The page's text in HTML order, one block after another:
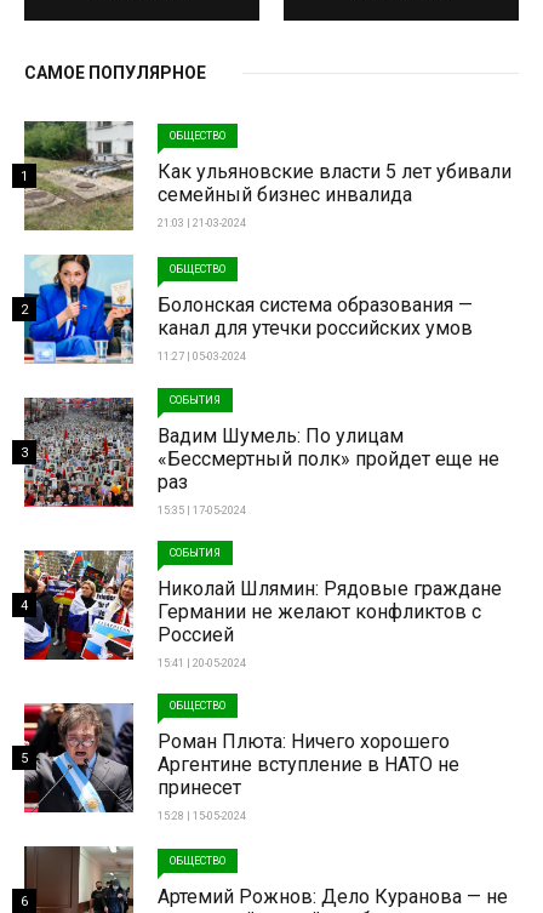
САМОЕ ПОПУЛЯРНОЕ
ОБЩЕСТВО
Как ульяновские власти 5 лет убивали
семейный бизнес инвалида
21:03 | 21-03-2024
1
ОБЩЕСТВО
Болонская система образования —
канал для утечки российских умов
11:27 | 05-03-2024
2
СОБЫТИЯ
Вадим Шумель: По улицам
«Бессмертный полк» пройдет еще не
раз
15:35 | 17-05-2024
3
СОБЫТИЯ
Николай Шлямин: Рядовые граждане
Германии не желают конфликтов с
Россией
15:41 | 20-05-2024
4
ОБЩЕСТВО
Роман Плюта: Ничего хорошего
Аргентине вступление в НАТО не
принесет
15:28 | 15-05-2024
5
ОБЩЕСТВО
Артемий Рожнов: Дело Куранова — не
6